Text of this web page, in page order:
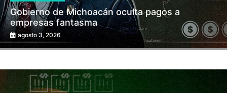
Gobierno de Michoacán oculta pagos a
empresas fantasma
agosto 3, 2026